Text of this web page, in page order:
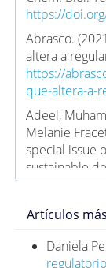
https://
Abrasco.
altera a
https://
que-altera-a-
Adeel,
Melanie
special issue
sustainable
systems”.
David W.
modify
Artículos
Daniela